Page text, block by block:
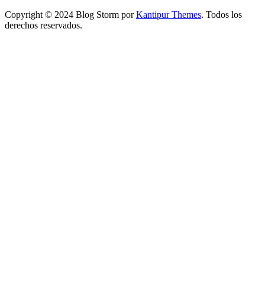
Copyright © 2024 Blog Storm porKantipur Themes. Todos los
derechos reservados.